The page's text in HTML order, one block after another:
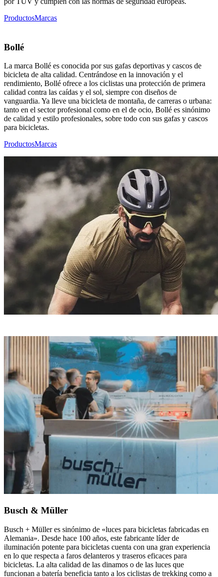
ProductosMarcas
Bollé
La marca Bollé es conocida por sus gafas deportivas y cascos de
bicicleta de alta calidad. Centrándose en la innovación y el
rendimiento, Bollé ofrece a los ciclistas una protección de primera
calidad contra las caídas y el sol, siempre con diseños de
vanguardia. Ya lleve una bicicleta de montaña, de carreras o urbana:
tanto en el sector profesional como en el de ocio, Bollé es sinónimo
de calidad y estilo profesionales, sobre todo con sus gafas y cascos
para bicicletas.
ProductosMarcas
Busch & Müller
Busch + Müller es sinónimo de «luces para bicicletas fabricadas en
Alemania». Desde hace 100 años, este fabricante líder de
iluminación potente para bicicletas cuenta con una gran experiencia
en lo que respecta a faros delanteros y traseros eficaces para
bicicletas. La alta calidad de las dinamos o de las luces que
funcionan a batería beneficia tanto a los ciclistas de trekking como a